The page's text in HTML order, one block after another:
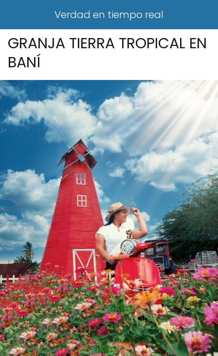
Verdad en tiempo real
GRANJA TIERRA TROPICAL EN
BANÍ